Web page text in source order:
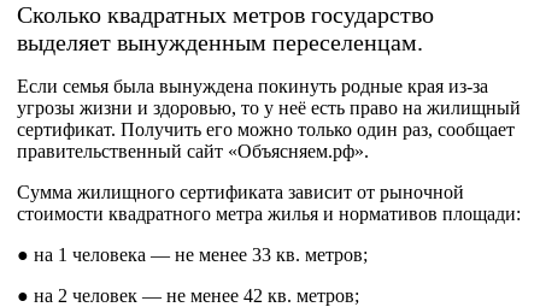
Сколько квадратных метров государство
выделяет вынужденным переселенцам.
Если семья была вынуждена покинуть родные края из-за
угрозы жизни и здоровью, то у неё есть право на жилищный
сертификат. Получить его можно только один раз, сообщает
правительственный сайт «Объясняем.рф».
Сумма жилищного сертификата зависит от рыночной
стоимости квадратного метра жилья и нормативов площади:
● на 1 человека — не менее 33 кв. метров;
● на 2 человек — не менее 42 кв. метров;